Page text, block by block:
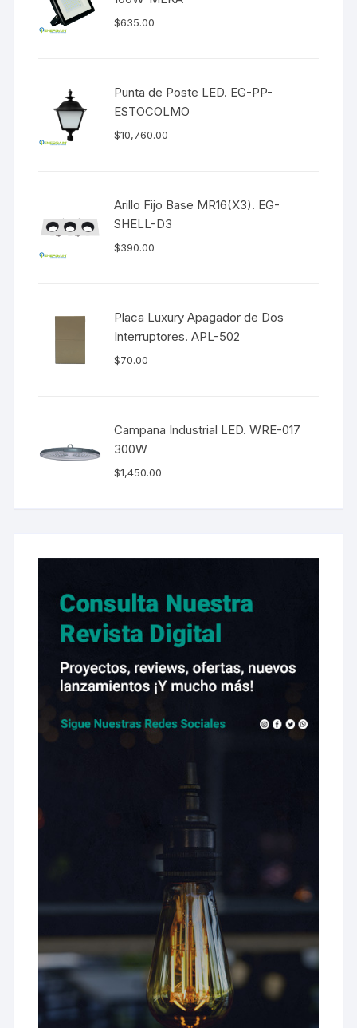
$635.00
Punta de Poste LED. EG-PP-
ESTOCOLMO
$10,760.00
Arillo Fijo Base MR16(X3). EG-
SHELL-D3
$390.00
Placa Luxury Apagador de Dos
Interruptores. APL-502
$70.00
Campana Industrial LED. WRE-017
300W
$1,450.00